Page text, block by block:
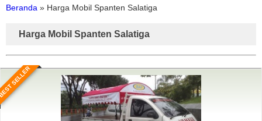
Beranda » Harga Mobil Spanten Salatiga
Harga Mobil Spanten Salatiga
SELLER